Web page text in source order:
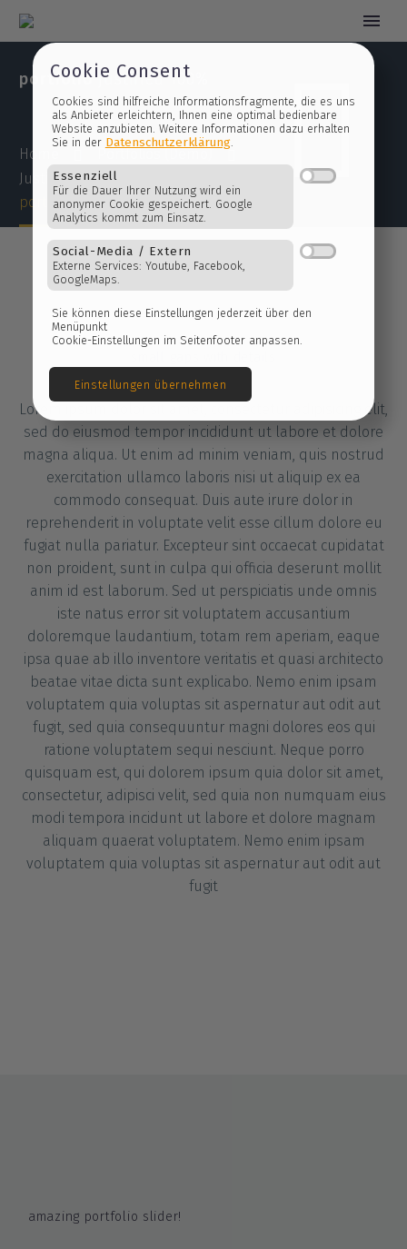
Cookie Consent
Cookies sind hilfreiche Informationsfragmente, die es
als Anbieter erleichtern, Ihnen eine optimal bedienbare
Website anzubieten. Weitere Informationen dazu
Sie in derDatenschutzerklärung.
Essenziell
Für die Dauer Ihrer Nutzung wird ein
anonymer Cookie gespeichert. Google
Analytics kommt zum Einsatz.
Externe Services: Youtube, Facebook,
GoogleMaps.
Sie können diese Einstellungen jederzeit über den
Menüpunkt
Cookie-Einstellungen im Seitenfooter anpassen.
Einstellungen übernehmen


portfoliojustified 100%
Home
Justified Portfolio Grid Demo (Demo)
portfolio justified 100% – 2 (Demo)
Lorem ipsum dolor sit amet, consectetur adipisicing elit,
sed do eiusmod tempor incididunt ut labore et dolore
magna aliqua. Ut enim ad minim veniam, quis nostrud
exercitation ullamco laboris nisi ut aliquip ex ea
commodo consequat. Duis aute irure dolor in
reprehenderit in voluptate velit esse cillum dolore eu
fugiat nulla pariatur. Excepteur sint occaecat cupidatat
non proident, sunt in culpa qui officia deserunt mollit
anim id est laborum. Sed ut perspiciatis unde omnis
iste natus error sit voluptatem accusantium
doloremque laudantium, totam rem aperiam, eaque
ipsa quae ab illo inventore veritatis et quasi architecto
beatae vitae dicta sunt explicabo. Nemo enim ipsam
voluptatem quia voluptas sit aspernatur aut odit aut
fugit, sed quia consequuntur magni dolores eos qui
ratione voluptatem sequi nesciunt. Neque porro
quisquam est, qui dolorem ipsum quia dolor sit amet,
consectetur, adipisci velit, sed quia non numquam eius
modi tempora incidunt ut labore et dolore magnam
aliquam quaerat voluptatem. Nemo enim ipsam
voluptatem quia voluptas sit aspernatur aut odit aut
fugit
amazing portfolio slider!